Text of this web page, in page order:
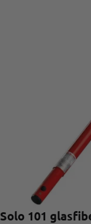
Solo 101